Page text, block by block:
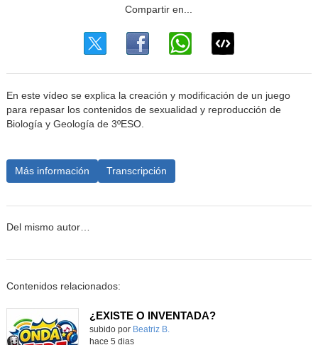
En este vídeo se explica la creación y modificación de un juego
para repasar los contenidos de sexualidad y reproducción de
Biología y Geología de 3ºESO.
Más información Transcripción
Del mismo autor…
Contenidos relacionados:
¿EXISTE O INVENTADA?
Contenido educativo.
subido por Beatriz B.
hace 5 dias